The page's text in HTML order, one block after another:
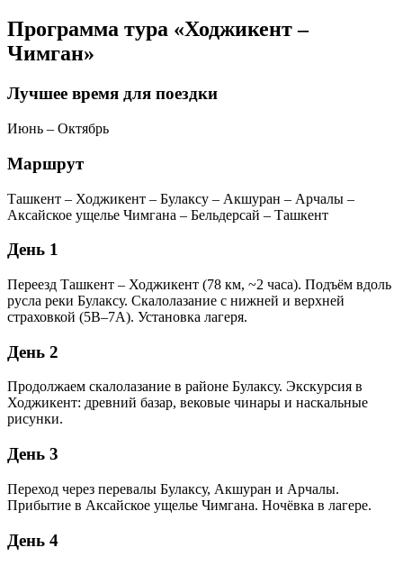
Программа тура «Ходжикент –
Чимган»
Лучшее время для поездки
Июнь – Октябрь
Маршрут
Ташкент – Ходжикент – Булаксу – Акшуран – Арчалы –
Аксайское ущелье Чимгана – Бельдерсай – Ташкент
День 1
Переезд Ташкент – Ходжикент (78 км, ~2 часа). Подъём вдоль
русла реки Булаксу. Скалолазание с нижней и верхней
страховкой (5B–7А). Установка лагеря.
День 2
Продолжаем скалолазание в районе Булаксу. Экскурсия в
Ходжикент: древний базар, вековые чинары и наскальные
рисунки.
День 3
Переход через перевалы Булаксу, Акшуран и Арчалы.
Прибытие в Аксайское ущелье Чимгана. Ночёвка в лагере.
День 4